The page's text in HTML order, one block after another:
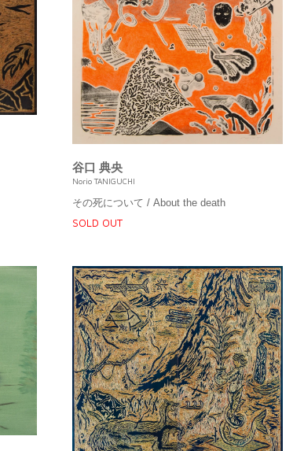
を合わせ持った、そんな作品をつくり続ける作家です。
谷口 典央
Norio TANIGUCHI
その死について / About the death
SOLD OUT